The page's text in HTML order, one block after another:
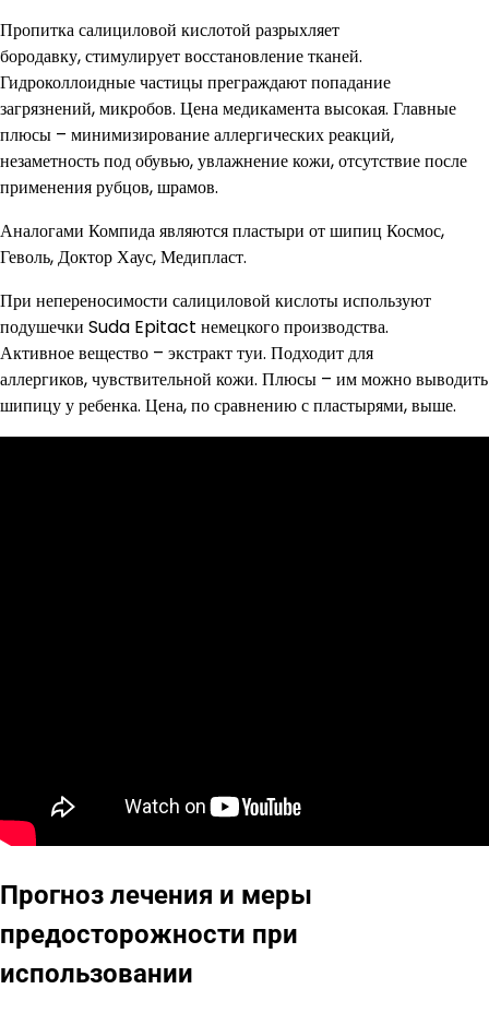
Пропитка салициловой кислотой разрыхляет
бородавку, стимулирует восстановление тканей.
Гидроколлоидные частицы преграждают попадание
загрязнений, микробов. Цена медикамента высокая. Главные
плюсы – минимизирование аллергических реакций,
незаметность под обувью, увлажнение кожи, отсутствие после
применения рубцов, шрамов.
Аналогами Компида являются пластыри от шипиц Космос,
Геволь, Доктор Хаус, Медипласт.
При непереносимости салициловой кислоты используют
подушечки Suda Epitact немецкого производства.
Активное вещество – экстракт туи. Подходит для
аллергиков, чувствительной кожи. Плюсы – им можно выводить
шипицу у ребенка. Цена, по сравнению с пластырями, выше.
Прогноз лечения и меры
предосторожности при
использовании